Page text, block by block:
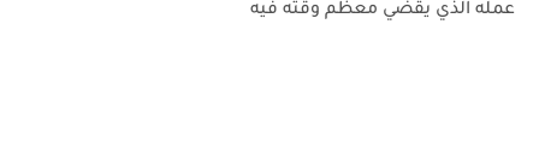
عمله الذي يقضي معظم وقته فيه